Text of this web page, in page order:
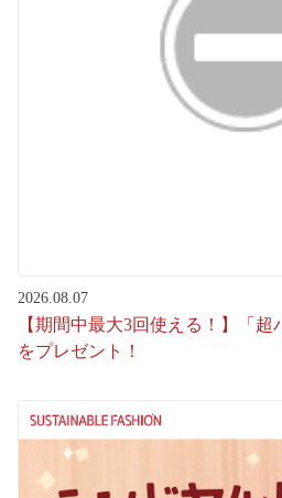
2026.08.07
【期間中最大3回使える！】「超
をプレゼント！